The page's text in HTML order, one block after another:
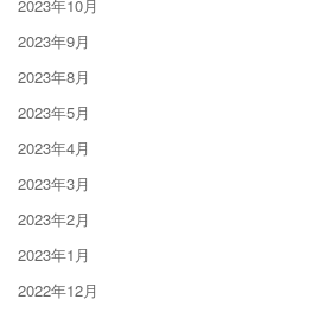
2023年10月
2023年9月
2023年8月
2023年5月
2023年4月
2023年3月
2023年2月
2023年1月
2022年12月